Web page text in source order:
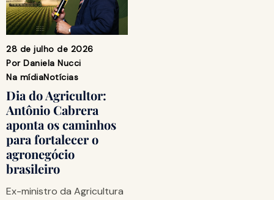
28 de julho de 2026
Por Daniela Nucci
Na mídiaNotícias
Dia do Agricultor:
Antônio Cabrera
aponta os caminhos
para fortalecer o
agronegócio
brasileiro
Ex-ministro da Agricultura